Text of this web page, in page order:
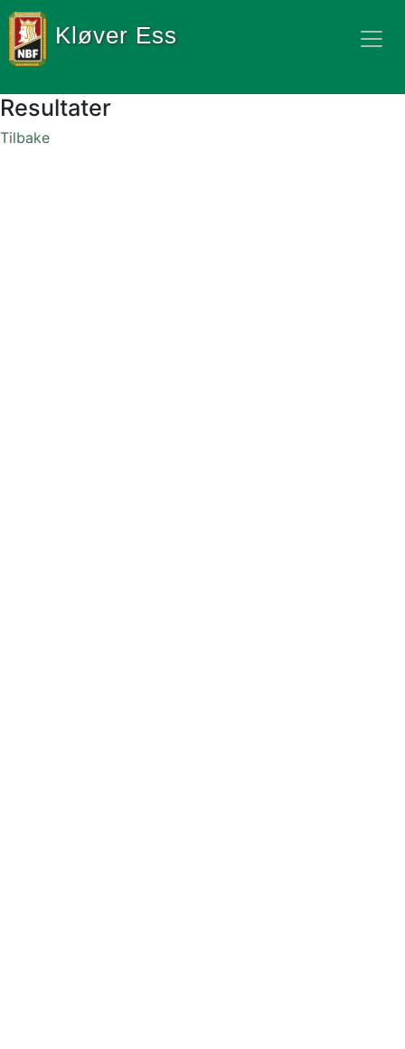
Kløver Ess
Resultater
Tilbake